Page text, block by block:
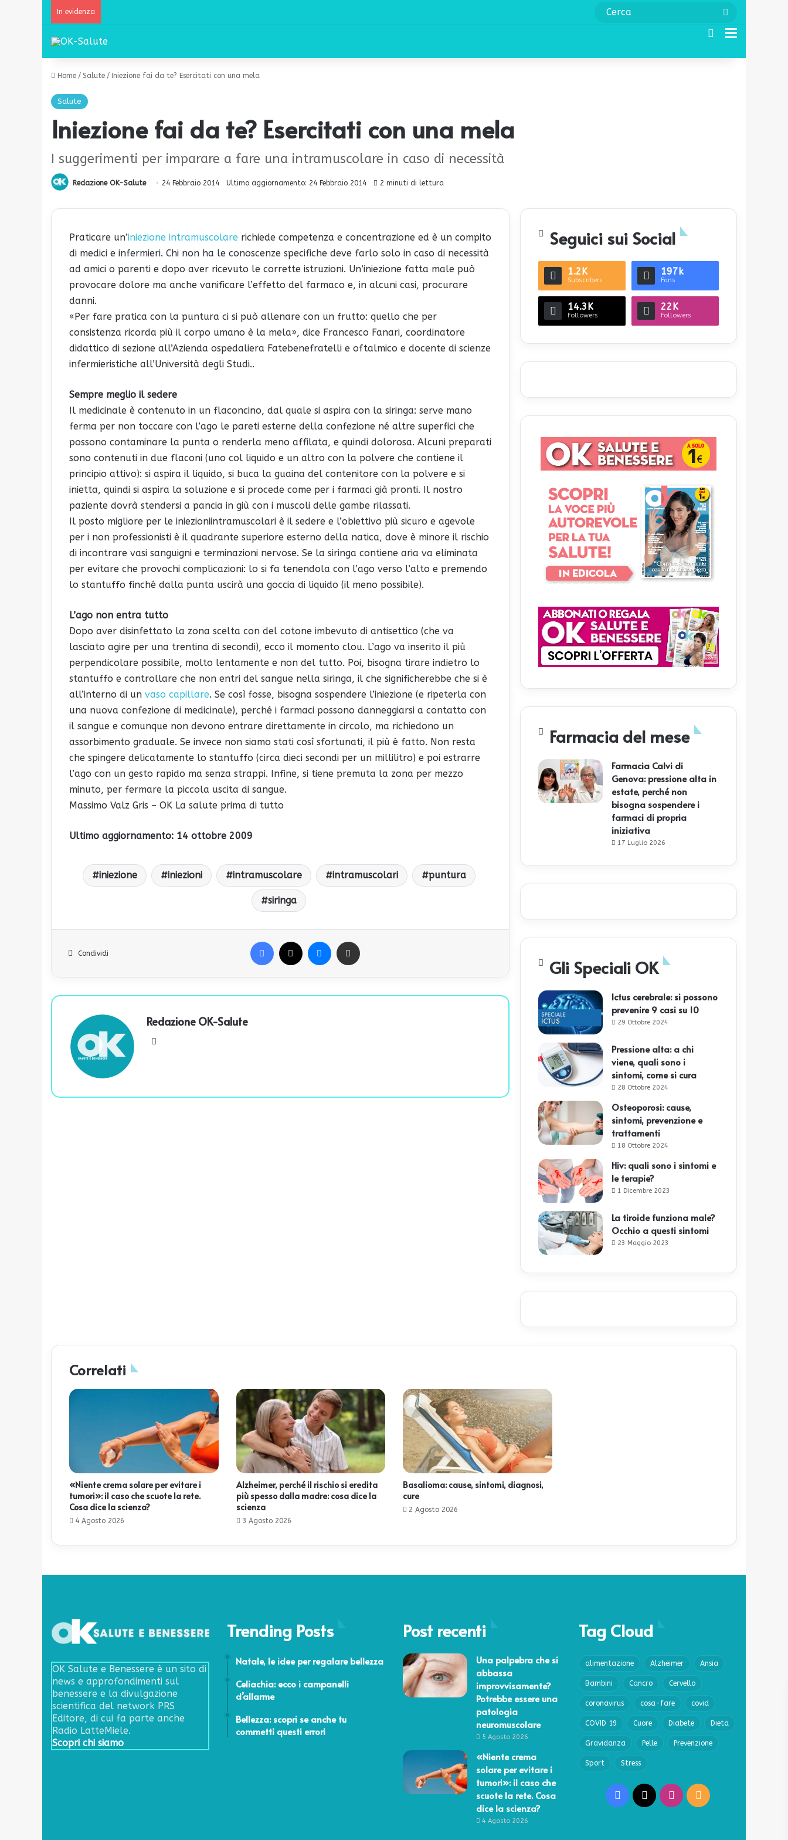
In evidenza
Cerca
Home / Salute / Iniezione fai da te? Esercitati con una mela
Salute
Iniezione fai da te? Esercitati con una mela
I suggerimenti per imparare a fare una intramuscolare in caso di necessità
Redazione OK-Salute 24 Febbraio 2014 Ultimo aggiornamento: 24 Febbraio 2014 2 minuti di lettura
Praticare un’iniezione intramuscolare richiede competenza e concentrazione ed è un compito
di medici e infermieri. Chi non ha le conoscenze specifiche deve farlo solo in caso di necessità
ad amici o parenti e dopo aver ricevuto le corrette istruzioni. Un’iniezione fatta male può
provocare dolore ma anche vanificare l’effetto del farmaco e, in alcuni casi, procurare
danni.
«Per fare pratica con la puntura ci si può allenare con un frutto: quello che per
consistenza ricorda più il corpo umano è la mela», dice Francesco Fanari, coordinatore
didattico di sezione all’Azienda ospedaliera Fatebenefratelli e oftalmico e docente di scienze
infermieristiche all’Università degli Studi..
Sempre meglio il sedere
Il medicinale è contenuto in un flaconcino, dal quale si aspira con la siringa: serve mano
ferma per non toccare con l’ago le pareti esterne della confezione né altre superfici che
possono contaminare la punta o renderla meno affilata, e quindi dolorosa. Alcuni preparati
sono contenuti in due flaconi (uno col liquido e un altro con la polvere che contiene il
principio attivo): si aspira il liquido, si buca la guaina del contenitore con la polvere e si
inietta, quindi si aspira la soluzione e si procede come per i farmaci già pronti. Il nostro
paziente dovrà stendersi a pancia in giù con i muscoli delle gambe rilassati.
Il posto migliore per le iniezioniintramuscolari è il sedere e l’obiettivo più sicuro e agevole
per i non professionisti è il quadrante superiore esterno della natica, dove è minore il rischio
di incontrare vasi sanguigni e terminazioni nervose. Se la siringa contiene aria va eliminata
per evitare che provochi complicazioni: lo si fa tenendola con l’ago verso l’alto e premendo
lo stantuffo finché dalla punta uscirà una goccia di liquido (il meno possibile).
L’ago non entra tutto
Dopo aver disinfettato la zona scelta con del cotone imbevuto di antisettico (che va
lasciato agire per una trentina di secondi), ecco il momento clou. L’ago va inserito il più
perpendicolare possibile, molto lentamente e non del tutto. Poi, bisogna tirare indietro lo
stantuffo e controllare che non entri del sangue nella siringa, il che significherebbe che si è
all’interno di un vaso capillare. Se così fosse, bisogna sospendere l’iniezione (e ripeterla con
una nuova confezione di medicinale), perché i farmaci possono danneggiarsi a contatto con
il sangue e comunque non devono entrare direttamente in circolo, ma richiedono un
assorbimento graduale. Se invece non siamo stati così sfortunati, il più è fatto. Non resta
che spingere delicatamente lo stantuffo (circa dieci secondi per un millilitro) e poi estrarre
l’ago con un gesto rapido ma senza strappi. Infine, si tiene premuta la zona per mezzo
minuto, per fermare la piccola uscita di sangue.
Massimo Valz Gris – OK La salute prima di tutto
Ultimo aggiornamento: 14 ottobre 2009
iniezione iniezioni intramuscolare intramuscolari puntura
siringa
Condividi
Redazione OK-Salute
Seguici sui Social
1.2K
Subscribers
197k
Fans
14.3K
Followers
22K
Followers
Farmacia del mese
Farmacia Calvi di
Genova: pressione alta in
estate, perché non
bisogna sospendere i
farmaci di propria
iniziativa
17 Luglio 2026
Gli Speciali OK
Ictus cerebrale: si possono
prevenire 9 casi su 10
29 Ottobre 2024
Pressione alta: a chi
viene, quali sono i
sintomi, come si cura
28 Ottobre 2024
Osteoporosi: cause,
sintomi, prevenzione e
trattamenti
18 Ottobre 2024
Hiv: quali sono i sintomi e
le terapie?
1 Dicembre 2023
La tiroide funziona male?
Occhio a questi sintomi
23 Maggio 2023
Correlati
«Niente crema solare per evitare i
tumori»: il caso che scuote la rete.
Cosa dice la scienza?
4 Agosto 2026
Alzheimer, perché il rischio si eredita
più spesso dalla madre: cosa dice la
scienza
3 Agosto 2026
Basalioma: cause, sintomi, diagnosi,
cure
2 Agosto 2026
OK Salute e Benessere è un sito di
news e approfondimenti sul
benessere e la divulgazione
scientifica del network PRS
Editore, di cui fa parte anche
Radio LatteMiele.
Scopri chi siamo
Trending Posts
Natale, le idee per regalare bellezza
Celiachia: ecco i campanelli
d’allarme
Bellezza: scopri se anche tu
commetti questi errori
Post recenti
Una palpebra che si
abbassa
improvvisamente?
Potrebbe essere una
patologia
neuromuscolare
5 Agosto 2026
«Niente crema
solare per evitare i
tumori»: il caso che
scuote la rete. Cosa
dice la scienza?
4 Agosto 2026
Tag Cloud
alimentazione Alzheimer Ansia
Bambini Cancro Cervello
coronavirus cosa-fare covid
COVID 19 Cuore Diabete Dieta
Gravidanza Pelle Prevenzione
Sport Stress
Facebook Instagram
RSS